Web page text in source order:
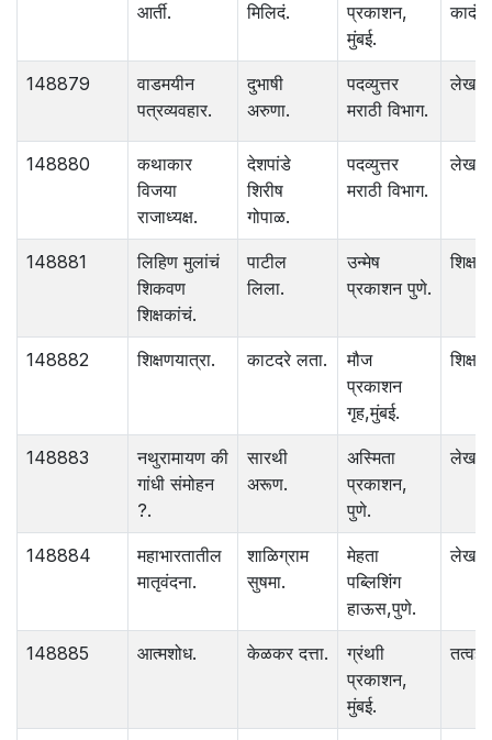
आर्ती.
मिलिदं.
प्रकाशन,
मुंबई.
148879
वाडमयीन
पत्रव्यवहार.
दुभाषी
अरुणा.
पदव्युत्तर
मराठी विभाग.
लेख
148880
कथाकार
विजया
राजाध्यक्ष.
देशपांडे
शिरीष
गोपाळ.
पदव्युत्तर
मराठी विभाग.
लेख
148881
लिहिण मुलांचं
शिकवण
शिक्षकांचं.
पाटील
लिला.
उन्मेष
प्रकाशन पुणे.
148882 शिक्षणयात्रा. काटदरे लता.
मौज
प्रकाशन
गृह,मुंबई.
148883
नथुरामायण की
गांधी संमोहन
?.
सारथी
अरूण.
अस्मिता
प्रकाशन,
पुणे.
लेख
148884
महाभारतातील
मातृवंदना.
शाळिग्राम
सुषमा.
मेहता
पब्लिशिंंग
हाऊस,पुणे.
लेख
148885 आत्मशोध. केळकर दत्ता.
ग्रंथाी
प्रकाशन,
मुंबई.